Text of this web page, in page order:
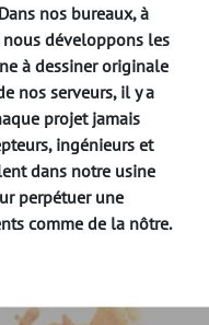
nos bureaux, à
développons les
à dessiner originale
nos serveurs, il y a
projet jamais
ingénieurs et
dans notre usine
perpétuer une
comme de la nôtre.